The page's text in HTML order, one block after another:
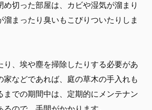
め切った部屋は、カビや湿気が溜まり
溜まったり臭いもこびりついたりしま
り、埃や塵を掃除したりする必要があ
家などであれば、庭の草木の手入れも
までの期間中は、定期的にメンテナン